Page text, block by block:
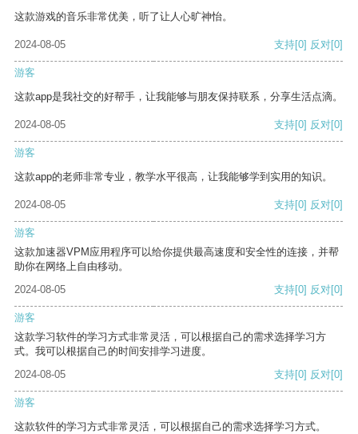
这款游戏的音乐非常优美，听了让人心旷神怡。
2024-08-05 支持[0] 反对[0]
游客
这款app是我社交的好帮手，让我能够与朋友保持联系，分享生活点滴。
2024-08-05 支持[0] 反对[0]
游客
这款app的老师非常专业，教学水平很高，让我能够学到实用的知识。
2024-08-05 支持[0] 反对[0]
游客
这款加速器VPM应用程序可以给你提供最高速度和安全性的连接，并帮
助你在网络上自由移动。
2024-08-05
支持[0] 反对[0]
游客
这款学习软件的学习方式非常灵活，可以根据自己的需求选择学习方
式。我可以根据自己的时间安排学习进度。
2024-08-05
支持[0] 反对[0]
游客
这款软件的学习方式非常灵活，可以根据自己的需求选择学习方式。